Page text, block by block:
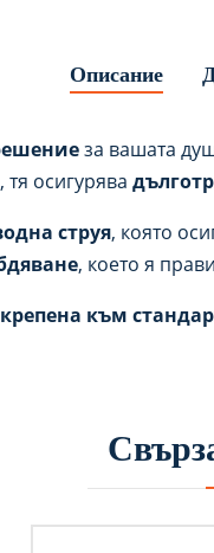
Описание
за вашата
, тя осигурява
струя, която
, което я прави
към